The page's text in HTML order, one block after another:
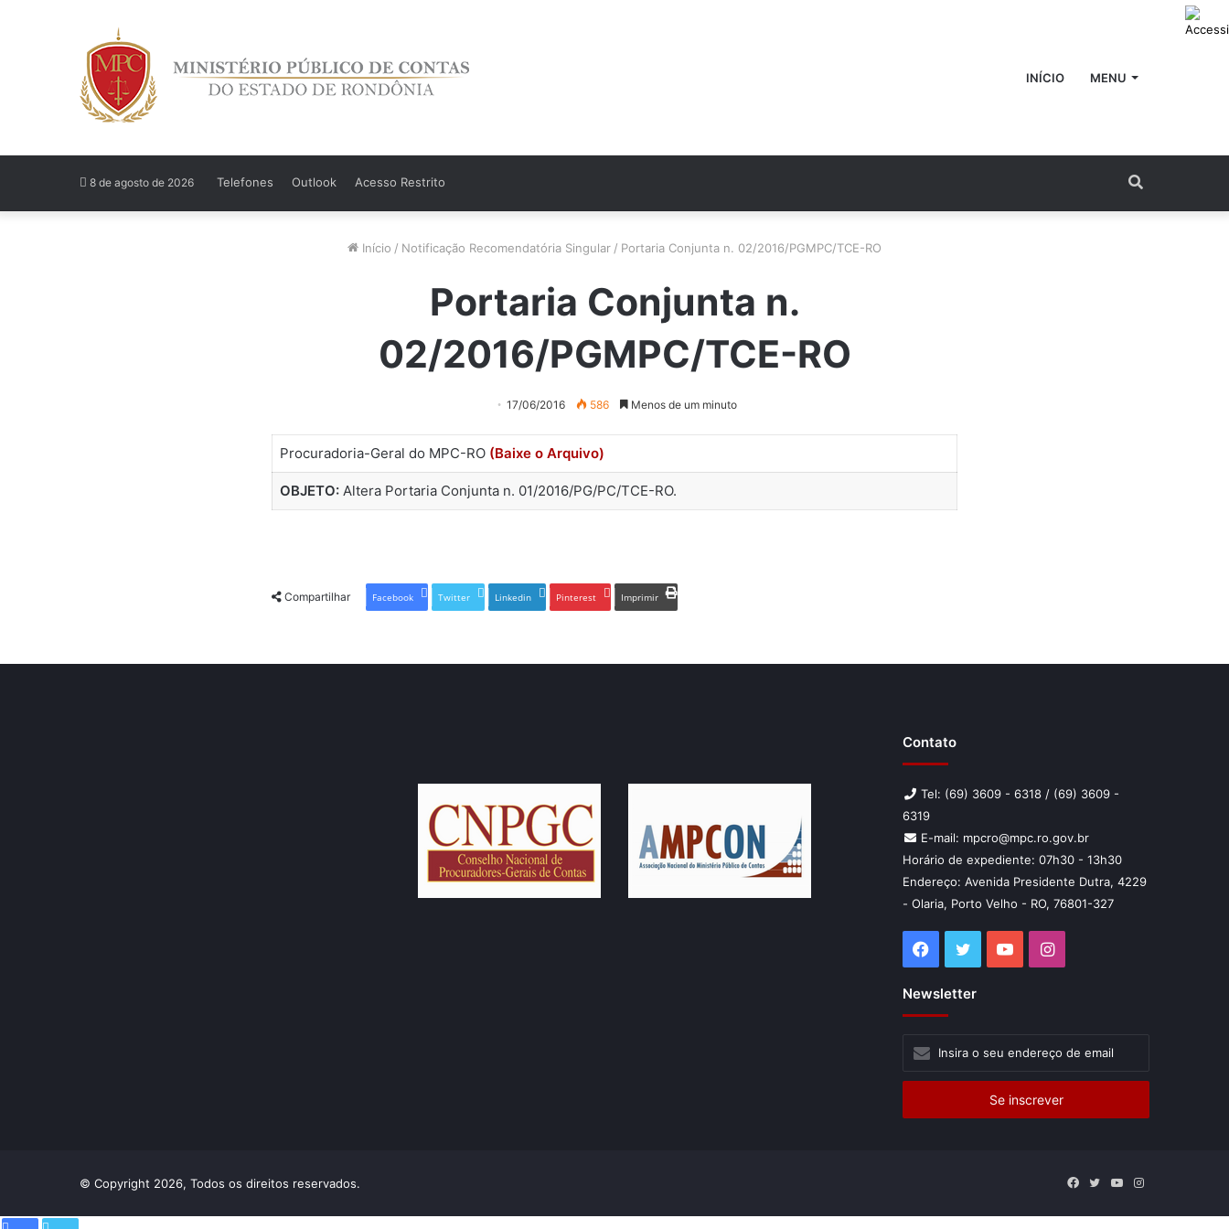
INÍCIO MENU
8 de agosto de 2026 Telefones Outlook Acesso Restrito
Início / Notificação Recomendatória Singular / Portaria Conjunta n. 02/2016/PGMPC/TCE-RO
Portaria Conjunta n.
02/2016/PGMPC/TCE-RO
17/06/2016 586 Menos de um minuto
Procuradoria-Geral do MPC-RO (Baixe o Arquivo)
OBJETO:Altera Portaria Conjunta n. 01/2016/PG/PC/TCE-RO.
Compartilhar Facebook Twitter Linkedin Pinterest Imprimir
Contato
Tel: (69) 3609 - 6318 / (69) 3609 -
6319
E-mail: mpcro@mpc.ro.gov.br
Horário de expediente: 07h30 - 13h30
Endereço: Avenida Presidente Dutra, 4229
- Olaria, Porto Velho - RO, 76801-327
Facebook
TwitterYouTubeInstagram
Newsletter
seu
de
© Copyright 2026, Todos os direitos reservados. Facebook
TwitterYouTubeInstagram
Facebook